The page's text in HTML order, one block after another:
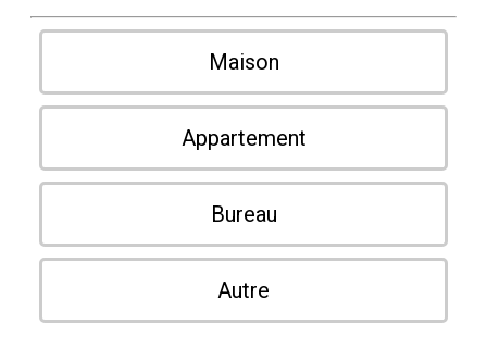
Maison
Appartement
Bureau
Autre